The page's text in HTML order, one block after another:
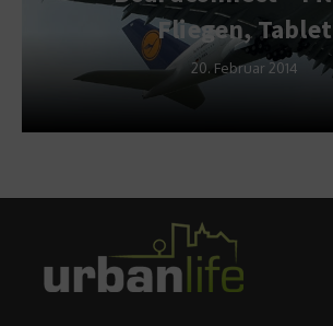
Fliegen, Tablet
20. Februar 2014